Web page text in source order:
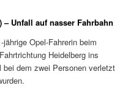
– Unfall auf nasser Fahrbahn
Opel-Fahrerin beim
Heidelberg ins
dem zwei Personen verletzt